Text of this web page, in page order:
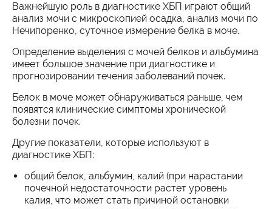
Важнейшую роль в диагностике ХБП играют общий
анализ мочи с микроскопией осадка, анализ мочи по
Нечипоренко, суточное измерение белка в моче.
Определение выделения с мочей белков и альбумина
имеет большое значение при диагностике и
прогнозировании течения заболеваний почек.
Белок в моче может обнаруживаться раньше, чем
появятся клинические симптомы хронической
болезни почек.
Другие показатели, которые используют в
диагностике ХБП:
общий белок, альбумин, калий (при нарастании
почечной недостаточности растет уровень
калия, что может стать причиной остановки